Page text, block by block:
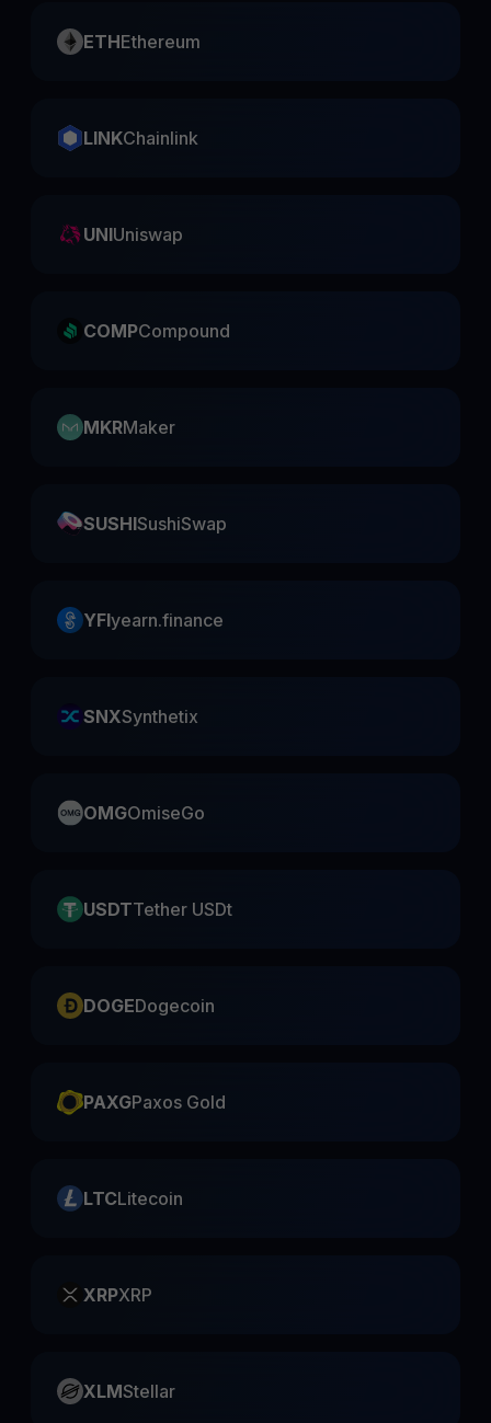
ETHEthereum
LINKChainlink
UNIUniswap
COMPCompound
MKRMaker
SUSHISushiSwap
YFIyearn.finance
SNXSynthetix
OMGOmiseGo
USDTTether USDt
DOGEDogecoin
PAXGPaxos Gold
LTCLitecoin
XRPXRP
XLMStellar